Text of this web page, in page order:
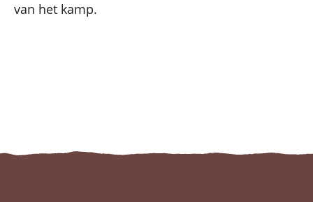
van het kamp.